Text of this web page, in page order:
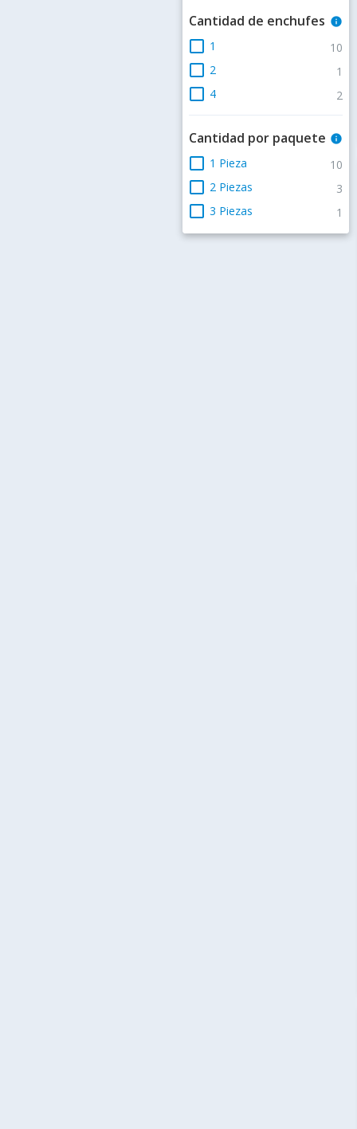
Cantidad de enchufes info
check_box_outline_blank 1 10
check_box_outline_blank 2 1
check_box_outline_blank 4 2
Cantidad por paquete info
check_box_outline_blank 1 Pieza 10
check_box_outline_blank 2 Piezas 3
check_box_outline_blank 3 Piezas 1